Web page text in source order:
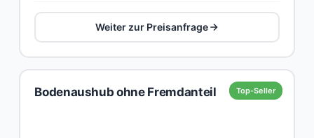
Weiter zur Preisanfrage
Top-Seller
Bodenaushub ohne Fremdanteil